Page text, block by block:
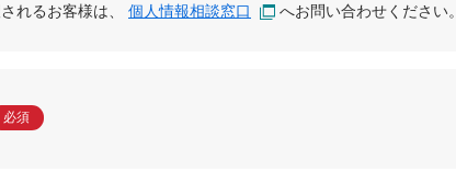
れるお客様は、 個人情報相談窓口 へお問い合わせください。
必須